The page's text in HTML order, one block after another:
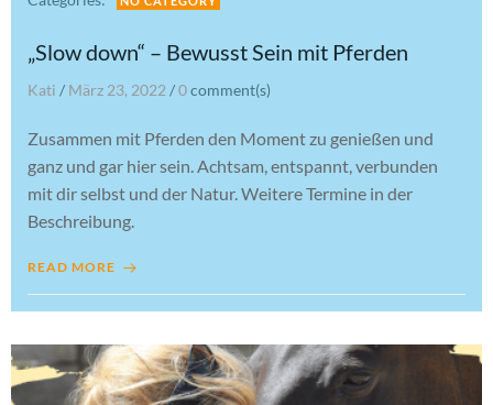
„Slow down“ – Bewusst Sein mit Pferden
Kati / März 23, 2022 /0comment(s)
Zusammen mit Pferden den Moment zu genießen und
ganz und gar hier sein. Achtsam, entspannt, verbunden
mit dir selbst und der Natur. Weitere Termine in der
Beschreibung.
READ MORE